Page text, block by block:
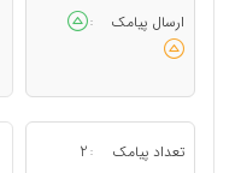
ارسال پیامک
:
تعداد پیامک :
2